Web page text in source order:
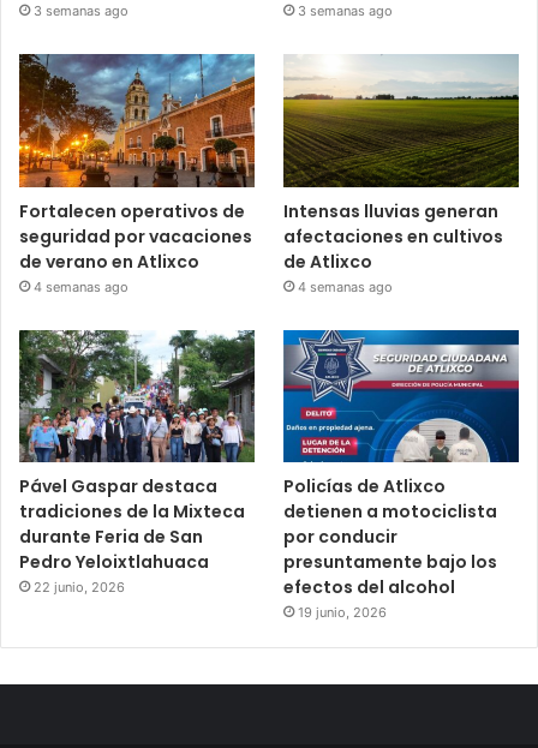
3 semanas ago 3 semanas ago
Fortalecen operativos de
seguridad por vacaciones
de verano en Atlixco
4 semanas ago
Intensas lluvias generan
afectaciones en cultivos
de Atlixco
4 semanas ago
Pável Gaspar destaca
tradiciones de la Mixteca
durante Feria de San
Pedro Yeloixtlahuaca
22 junio, 2026
Policías de Atlixco
detienen a motociclista
por conducir
presuntamente bajo los
efectos del alcohol
19 junio, 2026